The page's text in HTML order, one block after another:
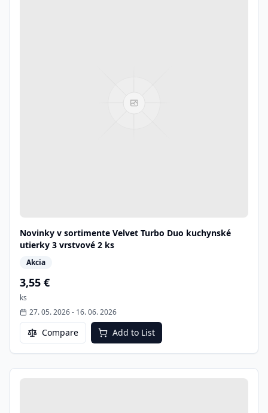
Novinky v sortimente Velvet Turbo Duo kuchynské
utierky 3 vrstvové 2 ks
Akcia
3,55 €
ks
27. 05. 2026- 16. 06. 2026
Compare Add to List